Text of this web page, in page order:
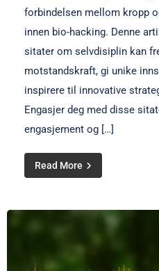
forbindelsen mellom kropp
innen bio-hacking. Denne
sitater om selvdisiplin kan
motstandskraft, gi unike
inspirere til innovative
Engasjer deg med disse
engasjement og […]
Read More